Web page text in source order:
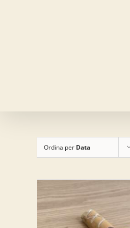
Ordina per Data